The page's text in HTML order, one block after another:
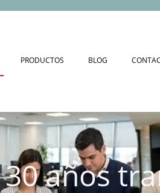
(CURRENT)PRODUCTOS BLOG
años